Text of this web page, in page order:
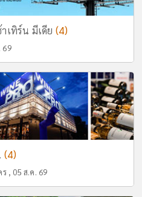
เทิร์น มีเดีย (4)
69
(4)
, 05 ส.ค. 69